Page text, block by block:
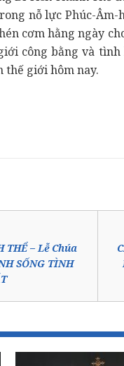
nỗ lực Phúc-
cơm hằng ngày
công bằng và
thế giới hôm nay.
THỂ – Lễ Chúa
SỐNG TÌNH